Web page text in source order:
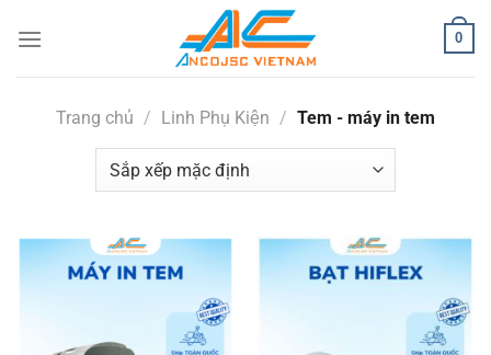
qua
0
Trang chủ / Linh Phụ Kiện / Tem - máy in tem